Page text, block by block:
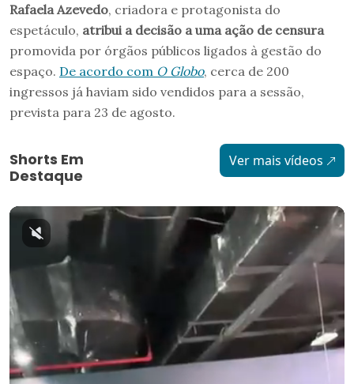
Rafaela Azevedo, criadora e protagonista do
espetáculo, atribui a decisão a uma ação de censura
promovida por órgãos públicos ligados à gestão do
espaço. De acordo com O Globo, cerca de 200
ingressos já haviam sido vendidos para a sessão,
prevista para 23 de agosto.
Shorts Em
Destaque
Ver mais vídeos